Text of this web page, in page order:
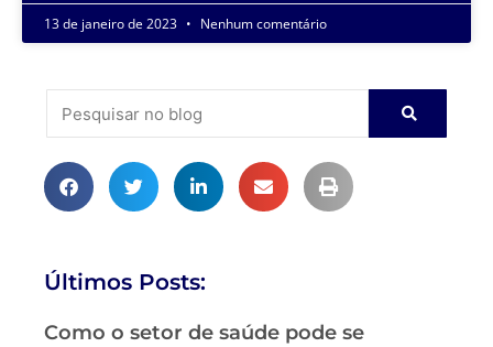
13 de janeiro de 2023 Nenhum comentário
Últimos Posts:
Como o setor de saúde pode se